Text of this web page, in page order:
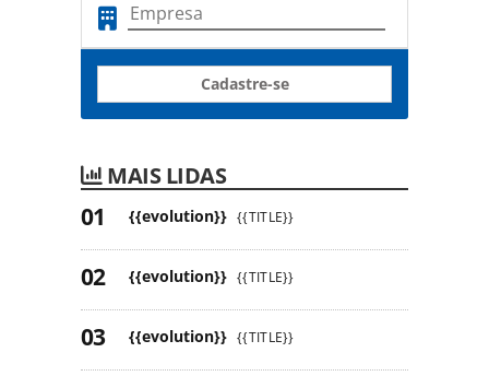
Cadastre-se
MAIS LIDAS
{{evolution}} {{TITLE}}
{{evolution}} {{TITLE}}
{{evolution}} {{TITLE}}